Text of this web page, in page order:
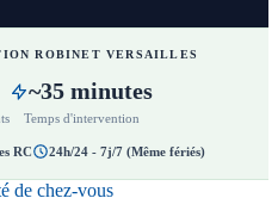
ROBINET VERSAILLES
~35 minutes
Temps d'intervention
RC 24h/24 - 7j/7 (Même fériés)
de chez-vous